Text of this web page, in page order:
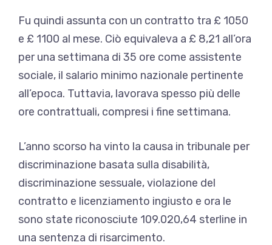
Fu quindi assunta con un contratto tra £ 1050
e £ 1100 al mese. Ciò equivaleva a £ 8,21 all’ora
per una settimana di 35 ore come assistente
sociale, il salario minimo nazionale pertinente
all’epoca. Tuttavia, lavorava spesso più delle
ore contrattuali, compresi i fine settimana.
L’anno scorso ha vinto la causa in tribunale per
discriminazione basata sulla disabilità,
discriminazione sessuale, violazione del
contratto e licenziamento ingiusto e ora le
sono state riconosciute 109.020,64 sterline in
una sentenza di risarcimento.